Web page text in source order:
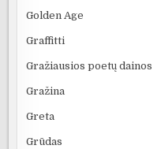
Golden Age
Graffitti
Gražiausios poetų dainos
Gražina
Greta
Grūdas